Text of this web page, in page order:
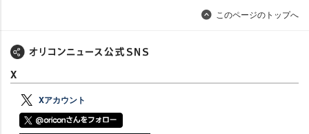
このページのトップへ
X
Xアカウント